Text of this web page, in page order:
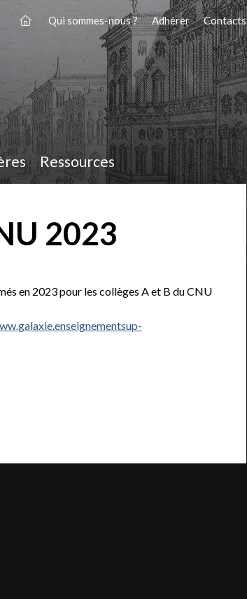
Qui sommes-nous ? Adhérer Contacts
Ressources
2023
en 2023 pour les collèges A et B du CNU